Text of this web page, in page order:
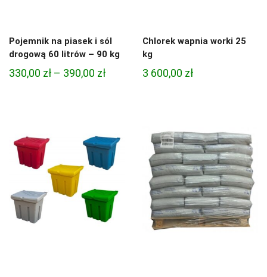
Pojemnik na piasek i sól
drogową 60 litrów – 90 kg
330,00 zł – 390,00 złZakres
do
390,00 zł
Chlorek wapnia worki 25
kg
3 600,00 zł